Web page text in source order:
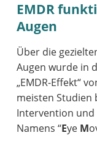
EMDR
Augen
Über die
Augen wurde in
„EMDR-Effekt“
meisten Studien
Intervention und
Namens “Eye M